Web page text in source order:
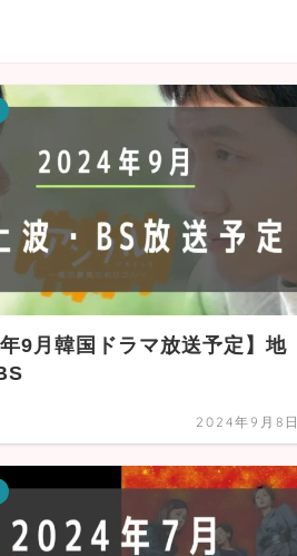
年9月韓国ドラマ放送予定】地
2024年9月8日